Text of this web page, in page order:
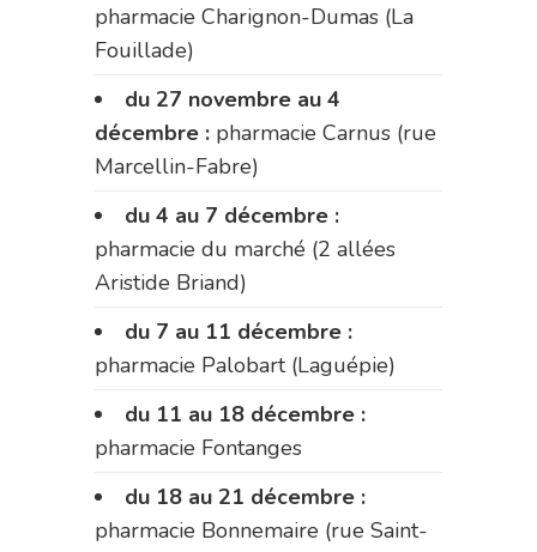
pharmacie Charignon-Dumas (La
Fouillade)
du 27 novembre au 4
décembre : pharmacie Carnus (rue
Marcellin-Fabre)
du 4 au 7 décembre :
pharmacie du marché (2 allées
Aristide Briand)
du 7 au 11 décembre :
pharmacie Palobart (Laguépie)
du 11 au 18 décembre :
pharmacie Fontanges
du 18 au 21 décembre :
pharmacie Bonnemaire (rue Saint-